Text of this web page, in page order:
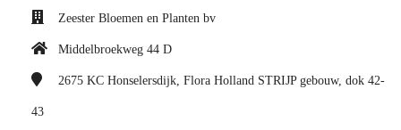
Zeester Bloemen en Planten bv
Middelbroekweg 44 D
2675 KC Honselersdijk, Flora Holland STRIJP gebouw, dok 42-
43